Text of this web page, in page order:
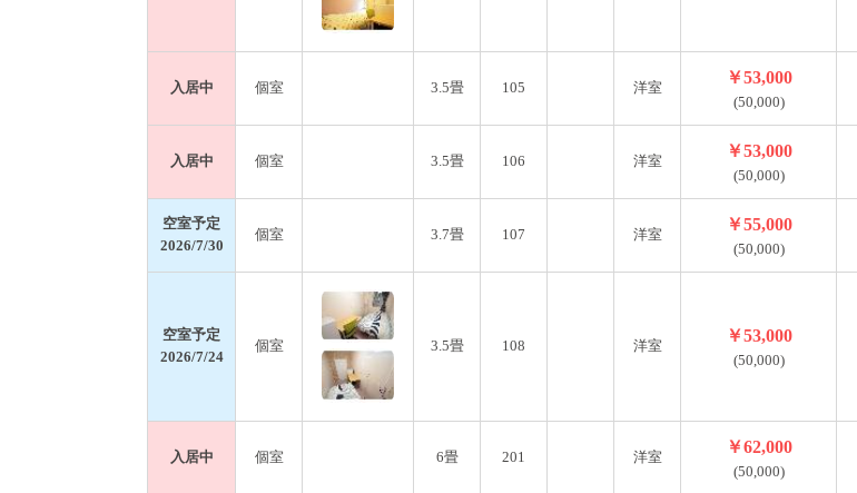
入居中 個室 3.5畳 105 洋室
￥53,000
(50,000)
入居中 個室 3.5畳 106 洋室
￥53,000
(50,000)
空室予定
2026/7/30
個室 3.7畳 107 洋室
￥55,000
(50,000)
空室予定
2026/7/24
個室 3.5畳 108 洋室
￥53,000
(50,000)
入居中 個室 6畳 201 洋室
￥62,000
(50,000)